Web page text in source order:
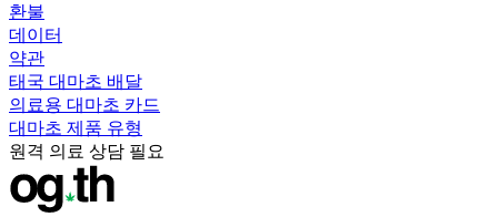
환불
데이터
약관
태국 대마초 배달
의료용 대마초 카드
대마초 제품 유형
원격 의료 상담 필요